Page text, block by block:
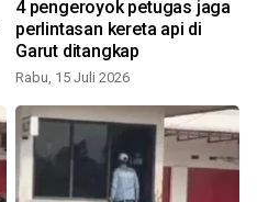
4 pengeroyok petugas jaga
perlintasan kereta api di
Garut ditangkap
Rabu, 15 Juli 2026